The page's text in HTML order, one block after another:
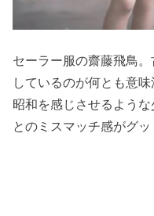
セーラー服の齋藤飛鳥
しているのが何とも意
昭和を感じさせるよう
とのミスマッチ感がグッ